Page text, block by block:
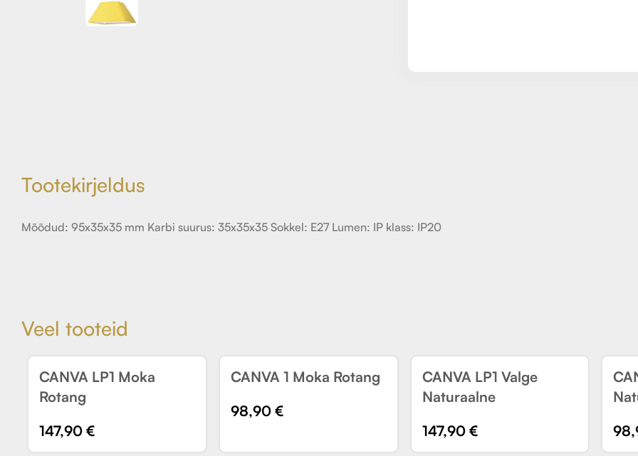
Tootekirjeldus
Mõõdud: 95x35x35 mm Karbi suurus: 35x35x35 Sokkel: E27 Lumen: IP klass: IP20
Veel tooteid
UUS
CANVA LP1 Moka
Rotang
147,90 €
UUS
CANVA 1 Moka Rotang
98,90 €
UUS
CANVA LP1 Valge
Naturaalne
147,90 €